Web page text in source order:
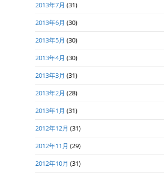
2013年7月 (31)
2013年6月 (30)
2013年5月 (30)
2013年4月 (30)
2013年3月 (31)
2013年2月 (28)
2013年1月 (31)
2012年12月 (31)
2012年11月 (29)
2012年10月 (31)